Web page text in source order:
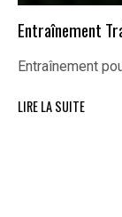
Entraînement
Entraînement
LIRE LA SUITE